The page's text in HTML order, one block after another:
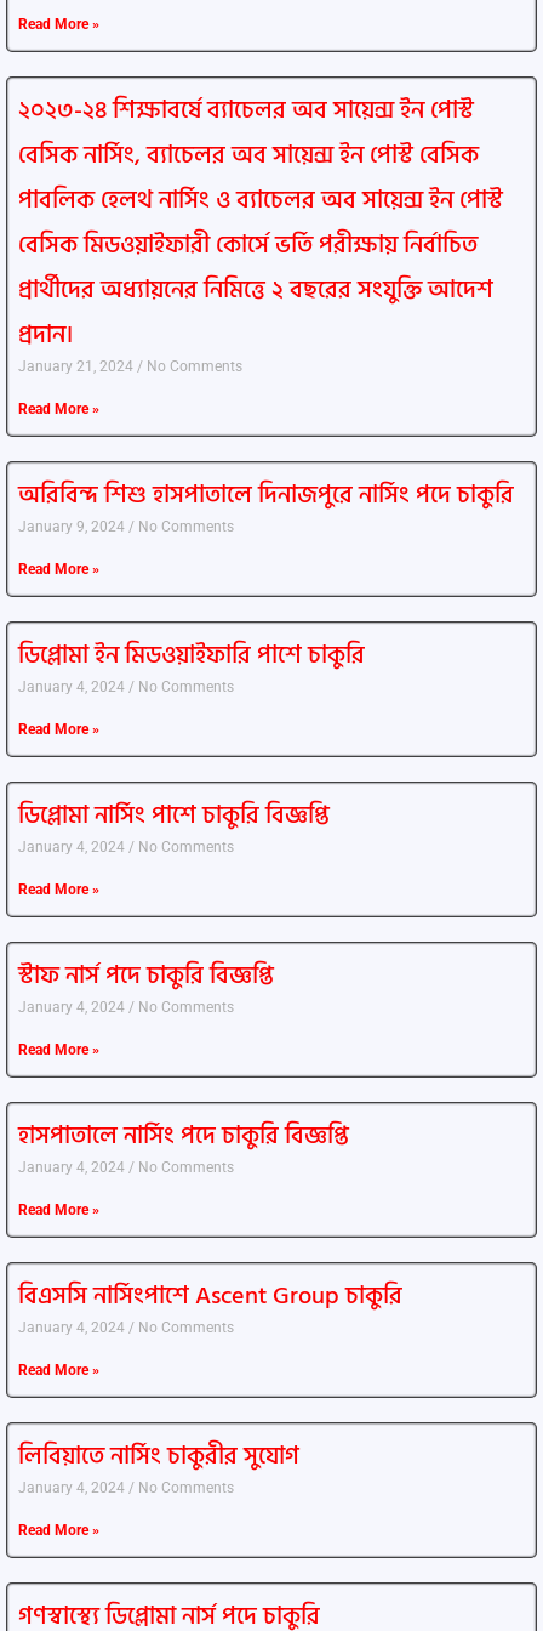
Read More »
২০২৩-২৪ শিক্ষাবর্ষে ব্যাচেলর অব সায়েন্স ইন পোস্ট
বেসিক নার্সিং, ব্যাচেলর অব সায়েন্স ইন পোস্ট বেসিক
পাবলিক হেলথ নার্সিং ও ব্যাচেলর অব সায়েন্স ইন পোস্ট
বেসিক মিডওয়াইফারী কোর্সে ভর্তি পরীক্ষায় নির্বাচিত
প্রার্থীদের অধ্যায়নের নিমিত্তে ২ বছরের সংযুক্তি আদেশ
প্রদান।
January 21, 2024 No Comments
Read More »
অরিবিন্দ শিশু হাসপাতালে দিনাজপুরে নার্সিং পদে চাকুরি
January 9, 2024 No Comments
Read More »
ডিপ্লোমা ইন মিডওয়াইফারি পাশে চাকুরি
January 4, 2024 No Comments
Read More »
ডিপ্লোমা নার্সিং পাশে চাকুরি বিজ্ঞপ্তি
January 4, 2024 No Comments
Read More »
স্টাফ নার্স পদে চাকুরি বিজ্ঞপ্তি
January 4, 2024 No Comments
Read More »
হাসপাতালে নার্সিং পদে চাকুরি বিজ্ঞপ্তি
January 4, 2024 No Comments
Read More »
বিএসসি নার্সিংপাশে Ascent Group চাকুরি
January 4, 2024 No Comments
Read More »
লিবিয়াতে নার্সিং চাকুরীর সুযোগ
January 4, 2024 No Comments
Read More »
গণস্বাস্থ্যে ডিপ্লোমা নার্স পদে চাকুরি